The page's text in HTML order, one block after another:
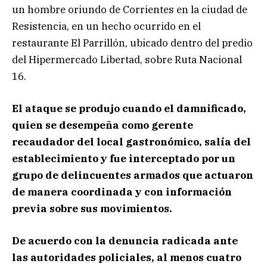
un hombre oriundo de Corrientes en la ciudad de
Resistencia, en un hecho ocurrido en el
restaurante El Parrillón, ubicado dentro del predio
del Hipermercado Libertad, sobre Ruta Nacional
16.
El ataque se produjo cuando el damnificado,
quien se desempeña como gerente
recaudador del local gastronómico, salía del
establecimiento y fue interceptado por un
grupo de delincuentes armados que actuaron
de manera coordinada y con información
previa sobre sus movimientos.
De acuerdo con la denuncia radicada ante
las autoridades policiales, al menos cuatro